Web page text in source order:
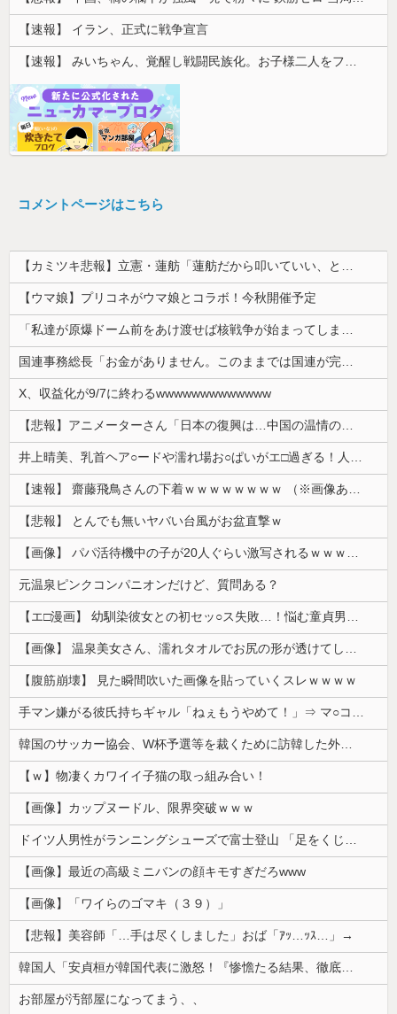
【速報】 イラン、正式に戦争宣言
コメントページはこちら
【カミツキ悲報】立憲・蓮舫「蓮舫だから叩いていい、との報道に何度も向き合ってきました」→ツッコミ殺到
【ウマ娘】プリコネがウマ娘とコラボ！今秋開催予定
「私達が原爆ドーム前をあけ渡せば核戦争が始まってしまう」と訴える市民団体、それを聞いた被爆3世の人が……
国連事務総長「お金がありません。このままでは国連が完全崩壊します。助けて下さい」
X、収益化が9/7に終わるwwwwwwwwwwwww
【悲報】アニメーターさん「日本の復興は…中国の温情のおかげだ！」 ← 突っ込み殺到 ｗｗｗｗｗｗｗｗｗ
井上晴美、乳首ヘア○ードや濡れ場お○ぱいがエ□過ぎる！人生最後のラスト写真集、最高！！
【速報】 齋藤飛鳥さんの下着ｗｗｗｗｗｗｗｗ （※画像あり）
【悲報】 とんでも無いヤバい台風がお盆直撃ｗ
【画像】 パパ活待機中の子が20人ぐらい激写されるｗｗｗｗｗｗｗｗｗｗｗ
元温泉ピンクコンパニオンだけど、質問ある？
【エ□漫画】 幼馴染彼女との初セッ○ス失敗…！悩む童貞男子にクラスメイトのギャルJKが優しく近づきオチ○ポよしよしされちゃう…！
【画像】 温泉美女さん、濡れタオルでお尻の形が透けてしまう
【腹筋崩壊】 見た瞬間吹いた画像を貼っていくスレｗｗｗｗ
手マン嫌がる彼氏持ちギャル「ねぇもうやめて！」⇒ マ○コは正直だった結果…
韓国のサッカー協会、W杯予選等を裁くために訪韓した外国人審判を「性接待」していた……大して強くもないチームが潤沢な予算を持ってりゃそうなるわな
【ｗ】物凄くカワイイ子猫の取っ組み合い！
【画像】カップヌードル、限界突破ｗｗｗ
ドイツ人男性がランニングシューズで富士登山 「足をくじいて動けない」
【画像】最近の高級ミニバンの顔キモすぎだろwww
【画像】「ワイらのゴマキ（３９）」
【悲報】美容師「…手は尽くしました」おば「ｱｯ…ｯｽ…」→
韓国人「安貞桓が韓国代表に激怒！『惨憺たる結果、徹底的な刷新が必要だ』と監督や協会を痛烈批判」
お部屋が汚部屋になってまう、、